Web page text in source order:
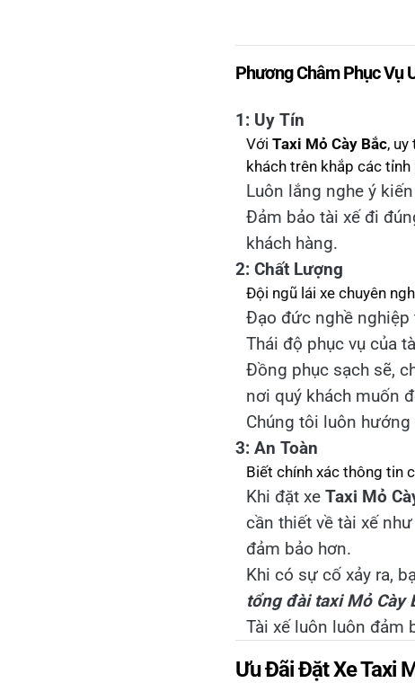
Phương Châm Phục Vụ
1: Uy Tín
Với Taxi Mỏ Cày Bắc,
khách trên khắp các tỉnh
Luôn lắng nghe ý
Đảm bảo tài xế đi
khách hàng.
2: Chất Lượng
Đội ngũ lái xe chuyên
Đạo đức nghề nghiệp
Thái độ phục vụ của
Đồng phục sạch sẽ,
nơi quý khách muốn
Chúng tôi luôn
3: An Toàn
Biết chính xác thông tin
Khi đặt xe Taxi Mỏ
cần thiết về tài xế
đảm bảo hơn.
Khi có sự cố xảy ra,
tổng đài taxi Mỏ Cày
Tài xế luôn luôn đảm
Ưu Đãi Đặt Xe Taxi